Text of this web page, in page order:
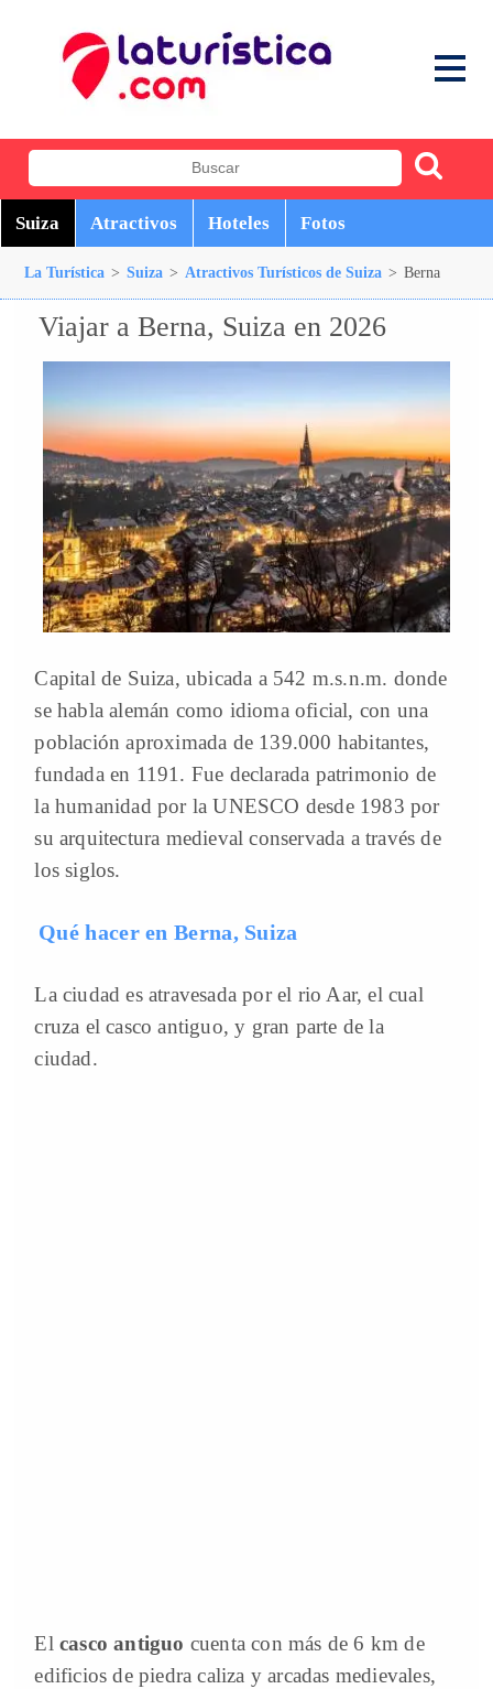
Suiza Atractivos Hoteles Fotos
La Turística > Suiza > Atractivos Turísticos de Suiza > Berna
Viajar a Berna, Suiza en 2026
Capital de Suiza, ubicada a 542 m.s.n.m. donde
se habla alemán como idioma oficial, con una
población aproximada de 139.000 habitantes,
fundada en 1191. Fue declarada patrimonio de
la humanidad por la UNESCO desde 1983 por
su arquitectura medieval conservada a través de
los siglos.
Qué hacer en Berna, Suiza
La ciudad es atravesada por el rio Aar, el cual
cruza el casco antiguo, y gran parte de la
ciudad.
El casco antiguo cuenta con más de 6 km de
edificios de piedra caliza y arcadas medievales,